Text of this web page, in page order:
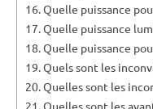
Quelle puissance
Quelle puissance
Quelle puissance
Quels sont les
Quelles sont les
Quelles sont les